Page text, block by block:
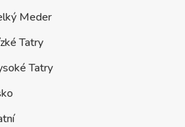
Meder
Tatry
Tatry